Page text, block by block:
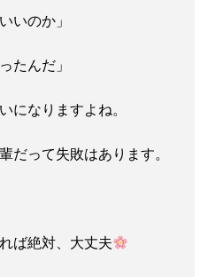
いのか」
たんだ」
になりますよね。
だって失敗はあります。
ば絶対、大丈夫